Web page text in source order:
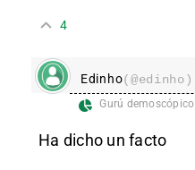
4
Edinho(@edinho)
Gurú demoscópico
Ha dicho un facto